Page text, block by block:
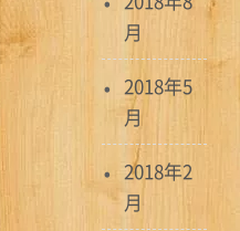
月
2018年5
月
2018年2
月